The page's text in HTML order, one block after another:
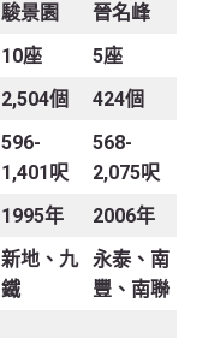
駿景園
晉名峰
10座
5座
2,504個 424個
596-
1,401呎
568-
2,075呎
1995年 2006年
新地、九
鐵
永泰、南
豐、南聯